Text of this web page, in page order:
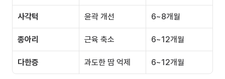
사각턱 윤곽 개선 6~8개월
종아리 근육 축소 6~12개월
다한증 과도한 땀 억제 6~12개월